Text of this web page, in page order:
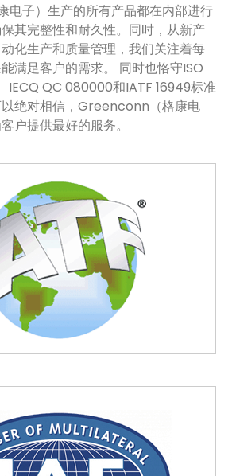
子）生产的所有产品都在内部进行
其完整性和耐久性。同时，从新产
化生产和质量管理，我们关注着每
满足客户的需求。 同时也恪守ISO
IECQ QC 080000和IATF 16949标准
绝对相信，Greenconn（格康电
户提供最好的服务。